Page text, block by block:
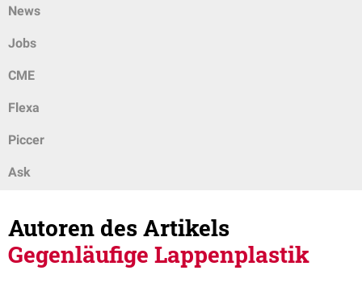
News
Jobs
CME
Flexa
Piccer
Ask
Autoren des Artikels
Gegenläufige Lappenplastik